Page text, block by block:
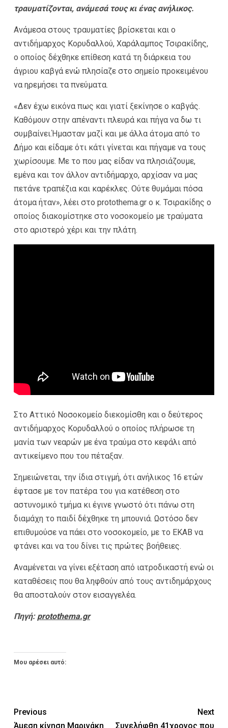
τραυματίζονται, ανάμεσά τους κι ένας ανήλικος.
Ανάμεσα στους τραυματίες βρίσκεται και ο
αντιδήμαρχος Κορυδαλλού, Χαράλαμπος Τσιρακίδης,
ο οποίος δέχθηκε επίθεση κατά τη διάρκεια του
άγριου καβγά ενώ πλησίαζε στο σημείο προκειμένου
να ηρεμήσει τα πνεύματα.
«Δεν έχω εικόνα πως και γιατί ξεκίνησε ο καβγάς.
Καθόμουν στην απέναντι πλευρά και πήγα να δω τι
συμβαίνει.Ήμασταν μαζί και με άλλα άτομα από το
Δήμο και είδαμε ότι κάτι γίνεται και πήγαμε να τους
χωρίσουμε. Με το που μας είδαν να πλησιάζουμε,
εμένα και τον άλλον αντιδήμαρχο, αρχίσαν να μας
πετάνε τραπέζια και καρέκλες. Ούτε θυμάμαι πόσα
άτομα ήταν», λέει στο protothema.gr ο κ. Τσιρακίδης ο
οποίος διακομίστηκε στο νοσοκομείο με τραύματα
στο αριστερό χέρι και την πλάτη.
Στο Αττικό Νοσοκομείο διεκομίσθη και ο δεύτερος
αντιδήμαρχος Κορυδαλλού ο οποίος πλήρωσε τη
μανία των νεαρών με ένα τραύμα στο κεφάλι από
αντικείμενο που του πέταξαν.
Σημειώνεται, την ίδια στιγμή, ότι ανήλικος 16 ετών
έφτασε με τον πατέρα του για κατέθεση στο
αστυνομικό τμήμα κι έγινε γνωστό ότι πάνω στη
διαμάχη το παιδί δέχθηκε τη μπουνιά. Ωστόσο δεν
επιθυμούσε να πάει στο νοσοκομείο, με το ΕΚΑΒ να
φτάνει και να του δίνει τις πρώτες βοήθειες.
Αναμένεται να γίνει εξέταση από ιατροδικαστή ενώ οι
καταθέσεις που θα ληφθούν από τους αντιδημάρχους
θα αποσταλούν στον εισαγγελέα.
Πηγή: protothema.gr
Μου αρέσει αυτό:
Previous
Άμεση κίνηση Μαρινάκη
Next
Συνελήφθη 41χρονος που